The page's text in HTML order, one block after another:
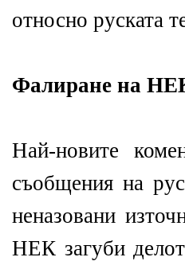
относно руската
Фалиране на
Най-новите
съобщения на
неназовани
НЕК загуби